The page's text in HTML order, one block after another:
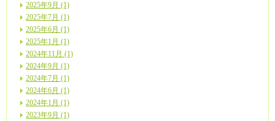
2025年9月 (1)
2025年7月 (1)
2025年6月 (1)
2025年1月 (1)
2024年11月 (1)
2024年9月 (1)
2024年7月 (1)
2024年6月 (1)
2024年1月 (1)
2023年9月 (1)